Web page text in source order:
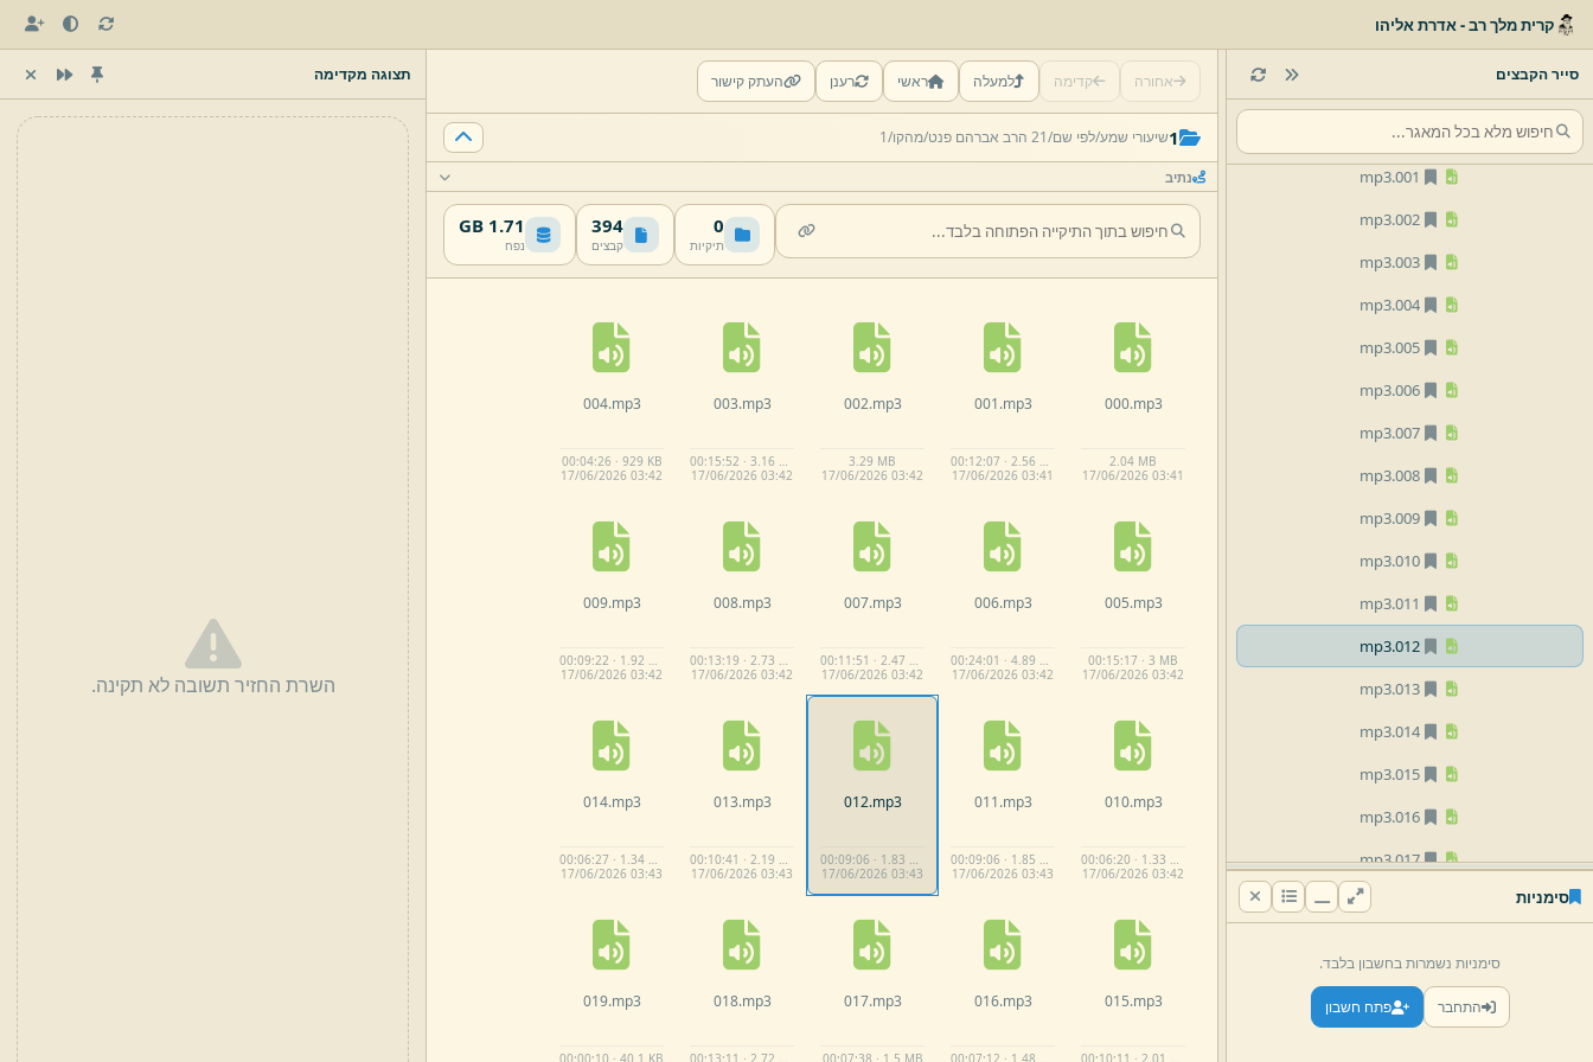
קרית מלך רב - אדרת אליהו
סייר הקבצים
מהקו
000.
001.
mp3
002.
mp3
003.
mp3
004.
mp3
005.
mp3
006.
mp3
007.
mp3
008.
mp3
009.
mp3
010.
mp3
011.
mp3
012.
mp3
013.
mp3
014.
mp3
015.
mp3
016.
mp3
017.
mp3
mp3
020.
mp3
021.
mp3
סימניות
סימניות נשמרות בחשבון בלבד.
התחבר פתח חשבון
אחורה קדימה למעלה ראשי רענן העתק קישור
1שיעורי שמע/לפי שם/21 הרב אברהם פנט/ מהקו/1
נתיב
0
תיקיות
394
קבצים
1.71 GB
נפח
000.mp3
2.04 MB
17/06/2026 03:41
001.mp3
00:12:07 · 2.56 MB
17/06/2026 03:41
002.mp3
3.29 MB
17/06/2026 03:42
003.mp3
00:15:52 · 3.16 MB
17/06/2026 03:42
004.mp3
00:04:26 · 929 KB
17/06/2026 03:42
005.mp3
00:15:17 · 3 MB
17/06/2026 03:42
006.mp3
00:24:01 · 4.89 MB
17/06/2026 03:42
007.mp3
00:11:51 · 2.47 MB
17/06/2026 03:42
008.mp3
00:13:19 · 2.73 MB
17/06/2026 03:42
009.mp3
00:09:22 · 1.92 MB
17/06/2026 03:42
010.mp3
00:06:20 · 1.33 MB
17/06/2026 03:42
011.mp3
00:09:06 · 1.85 MB
17/06/2026 03:43
012.mp3
00:09:06 · 1.83 MB
17/06/2026 03:43
013.mp3
00:10:41 · 2.19 MB
17/06/2026 03:43
014.mp3
00:06:27 · 1.34 MB
17/06/2026 03:43
015.mp3
016.mp3
017.mp3
00:07:38 · 1.5 MB
018.mp3
019.mp3
00:00:10 · 40.1 KB
תצוגה מקדימה
השרת החזיר תשובה לא תקינה.